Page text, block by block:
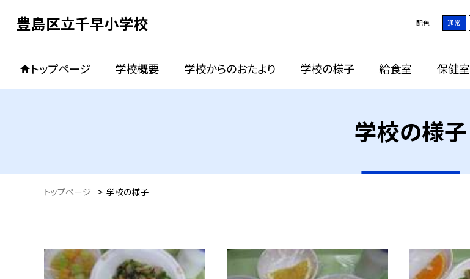
豊島区立千早小学校 配色 通常
トップページ 学校概要 学校からのおたより 学校の様子 給食室 保健室
学校の様子
トップページ > 学校の様子